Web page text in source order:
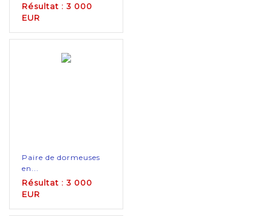
Résultat : 3 000
EUR
Paire de dormeuses
en...
Résultat : 3 000
EUR